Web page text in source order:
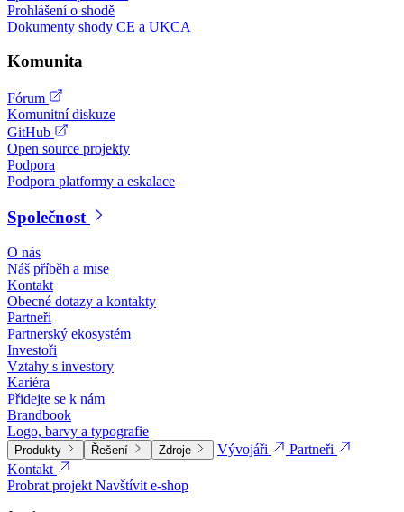
Prohlášení o shodě
Dokumenty shody CE a UKCA
Komunita
Fórum
Komunitní diskuze
GitHub
Open source projekty
Podpora
Podpora platformy a eskalace
Společnost
O nás
Náš příběh a mise
Kontakt
Obecné dotazy a kontakty
Partneři
Partnerský ekosystém
Investoři
Vztahy s investory
Kariéra
Přidejte se k nám
Brandbook
Logo, barvy a typografie
Produkty Řešení Zdroje Vývojáři
Partneři
Kontakt
Probrat projektNavštívit e-shop